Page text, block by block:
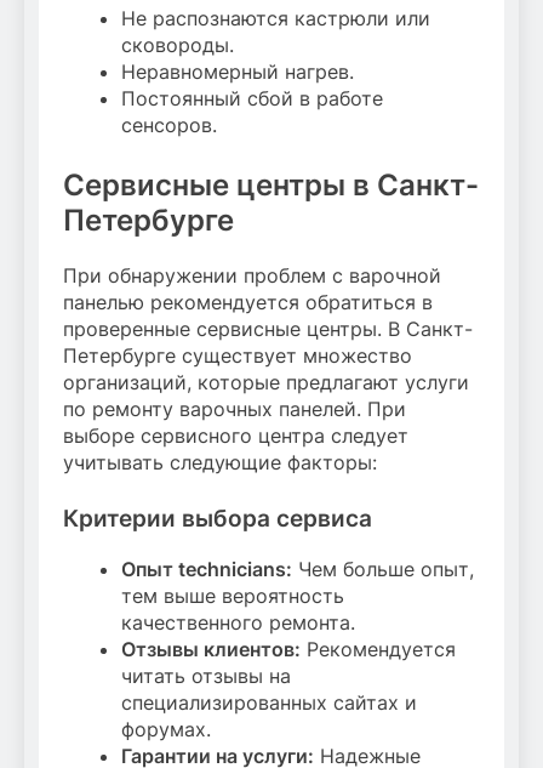
Не распознаются кастрюли или
сковороды.
Неравномерный нагрев.
Постоянный сбой в работе
сенсоров.
Сервисные центры в Санкт-
Петербурге
При обнаружении проблем с варочной
панелью рекомендуется обратиться в
проверенные сервисные центры. В Санкт-
Петербурге существует множество
организаций, которые предлагают услуги
по ремонту варочных панелей. При
выборе сервисного центра следует
учитывать следующие факторы:
Критерии выбора сервиса
Опыт technicians: Чем больше опыт,
тем выше вероятность
качественного ремонта.
Отзывы клиентов: Рекомендуется
читать отзывы на
специализированных сайтах и
форумах.
Гарантии на услуги: Надежные